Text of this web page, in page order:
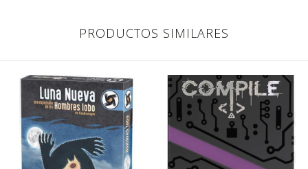
PRODUCTOS SIMILARES